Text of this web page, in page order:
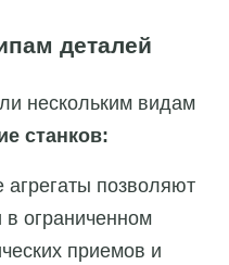
деталей
нескольким видам
станков:
позволяют
в ограниченном
приемов и